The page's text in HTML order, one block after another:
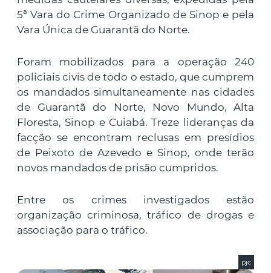
5ª Vara do Crime Organizado de Sinop e pela
Vara Única de Guarantã do Norte.
Foram mobilizados para a operação 240
policiais civis de todo o estado, que cumprem
os mandados simultaneamente nas cidades
de Guarantã do Norte, Novo Mundo, Alta
Floresta, Sinop e Cuiabá. Treze lideranças da
facção se encontram reclusas em presídios
de Peixoto de Azevedo e Sinop, onde terão
novos mandados de prisão cumpridos.
Entre os crimes investigados estão
organização criminosa, tráfico de drogas e
associação para o tráfico.
pjc